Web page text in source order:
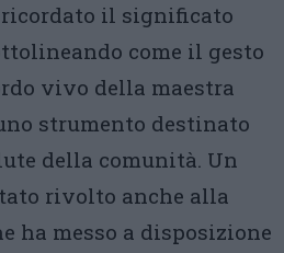
ricordato il significato
come il gesto
vivo della maestra
strumento destinato
della comunità. Un
rivolto anche alla
ha messo a disposizione